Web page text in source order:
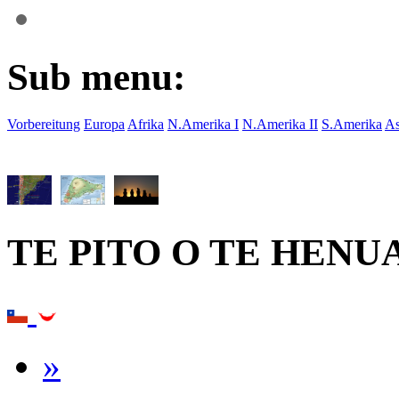
Sub menu:
Vorbereitung Europa Afrika N.Amerika I
TE PITO O TE
»